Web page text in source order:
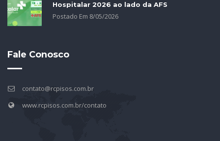
Hospitalar 2026 ao lado da AFS
Postado Em 8/05/2026
Fale Conosco
contato@rcpisos.com.br
www.rcpisos.com.br/contato